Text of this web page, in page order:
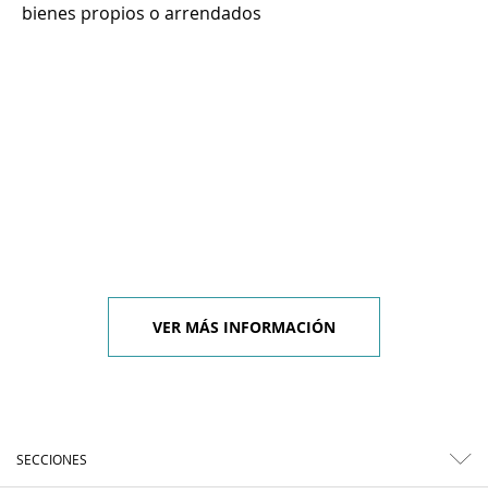
bienes propios o arrendados
VER MÁS INFORMACIÓN
SECCIONES